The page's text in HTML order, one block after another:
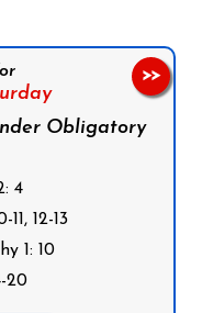
Obligatory
4
12-13
1: 10
20
>>